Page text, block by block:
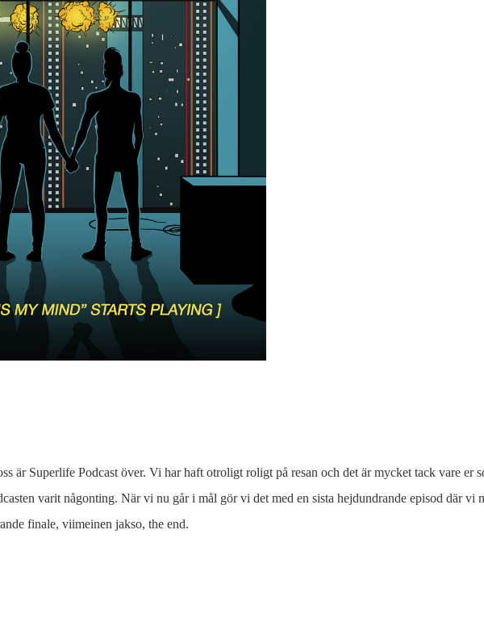
är Superlife Podcast över. Vi har haft otroligt roligt på resan och det är mycket tack vare er
varit någonting. När vi nu går i mål gör vi det med en sista hejdundrande episod där vi
finale, viimeinen jakso, the end.